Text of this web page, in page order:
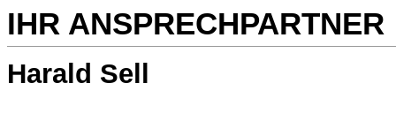
IHR ANSPRECHPARTNER
Harald Sell